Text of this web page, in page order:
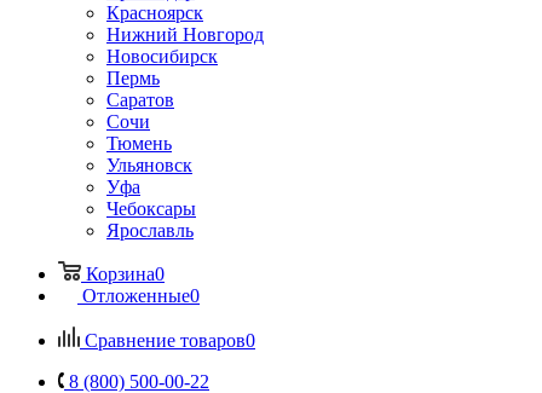
Красноярск
Нижний Новгород
Новосибирск
Пермь
Саратов
Сочи
Тюмень
Ульяновск
Уфа
Чебоксары
Ярославль
Корзина0
Отложенные0
Сравнение товаров0
8 (800) 500-00-22